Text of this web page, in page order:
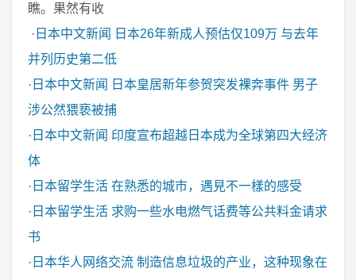
瞧。果然有收
· 日本中文新闻
日本26年新成人预估仅109万 与去年
并列历史第二低
· 日本中文新闻
日本皇居新年参贺突发裸奔事件 男子
涉公然猥亵被捕
· 日本中文新闻 印度宣布超越日本成为全球第四大经济
体
· 日本留学生活 在熟悉的城市，遇見不一樣的感受
· 日本留学生活 求购一些水电燃气话费等公共料金请求
书
· 日本华人网络交流 制造信息垃圾的产业，这种现象在